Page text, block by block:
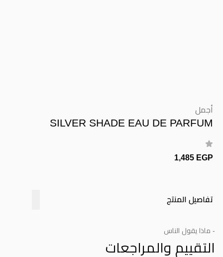
أجمل
SILVER SHADE EAU DE PARFUM
1,485 EGP
تفاصيل المنتج
- ماذا يقول الناس
التقييم والمراجعات